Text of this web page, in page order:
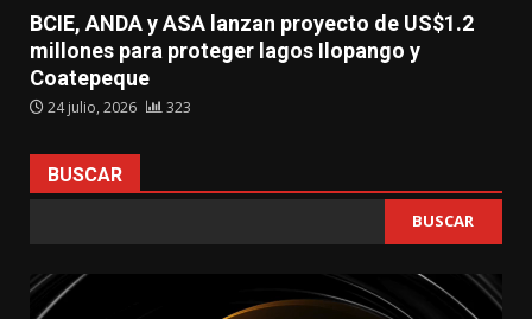
BCIE, ANDA y ASA lanzan proyecto de US$1.2
millones para proteger lagos Ilopango y
Coatepeque
24 julio, 2026 323
BUSCAR
BUSCAR